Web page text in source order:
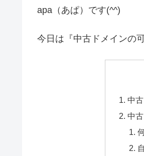
apa（あぱ）です(^^)
今日は『中古ドメインの
中
中